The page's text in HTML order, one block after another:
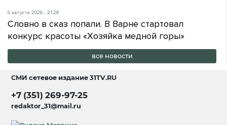
6 августа 2026 - 21:28
Словно в сказ попали. В Варне стартовал
конкурс красоты «Хозяйка медной горы»
все новости
СМИ сетевое издание31TV.RU
+7 (351) 269-97-25
redaktor_31@mail.ru